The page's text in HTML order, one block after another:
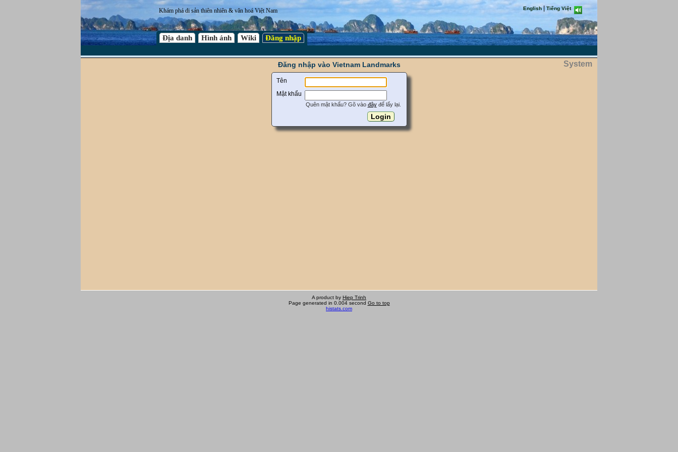
Khám phá di sản thiên nhiên & văn hoá Việt Nam English| Tiếng Việt
Địa danh Hình ảnh Wiki Đăng nhập
System
Đăng nhập vào Vietnam Landmarks
Tên
Mật khẩu
Quên mật khẩu? Gõ vào đâyđể lấy lại.
A product by Hiep Trinh
Page generated in 0.004 second Go to top